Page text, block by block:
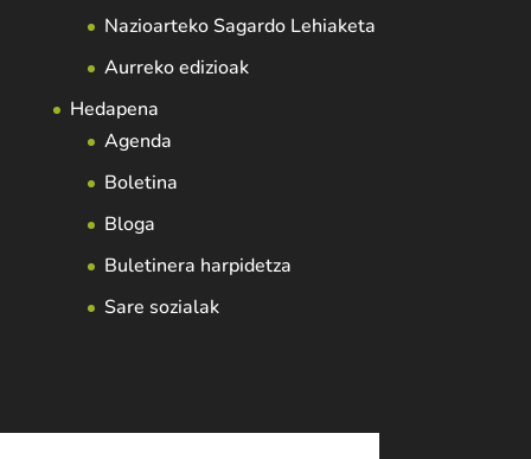
Nazioarteko Sagardo Lehiaketa
Aurreko edizioak
Hedapena
Agenda
Boletina
Bloga
Buletinera harpidetza
Sare sozialak